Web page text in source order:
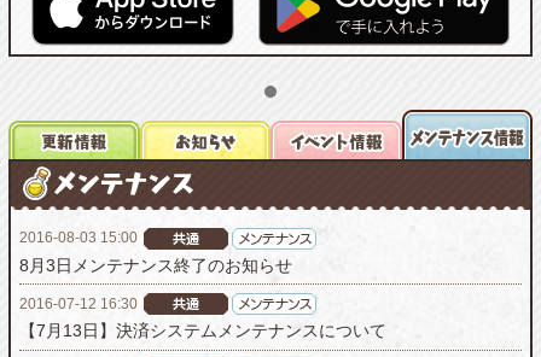
2016-08-03 15:00
8月3日メンテナンス終了のお知らせ
2016-07-12 16:30
【7月13日】決済システムメンテナンスについて